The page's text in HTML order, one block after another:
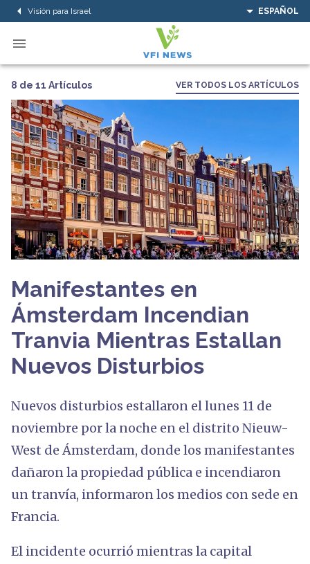
Visión para Israel ESPAÑOL
8 de 11 Artículos VER TODOS LOS ARTÍCULOS
Manifestantes en
Ámsterdam Incendian
Tranvia Mientras Estallan
Nuevos Disturbios
Nuevos disturbios estallaron el lunes 11 de
noviembre por la noche en el distrito Nieuw-
West de Ámsterdam, donde los manifestantes
dañaron la propiedad pública e incendiaron
un tranvía, informaron los medios con sede en
Francia.
El incidente ocurrió mientras la capital